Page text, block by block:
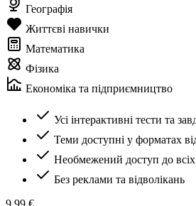
Географія
Життєві навички
Математика
Фізика
Економіка та підприємництво
Усі інтерактивні тести та
Теми доступні у форматах
Необмежений доступ до
Без реклами та відволікань
9,99 €